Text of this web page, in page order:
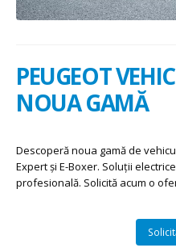
PEUGEOT
NOUA GAMĂ
Descoperă noua gamă de
Expert și E-Boxer. Soluții
profesională. Solicită acum o